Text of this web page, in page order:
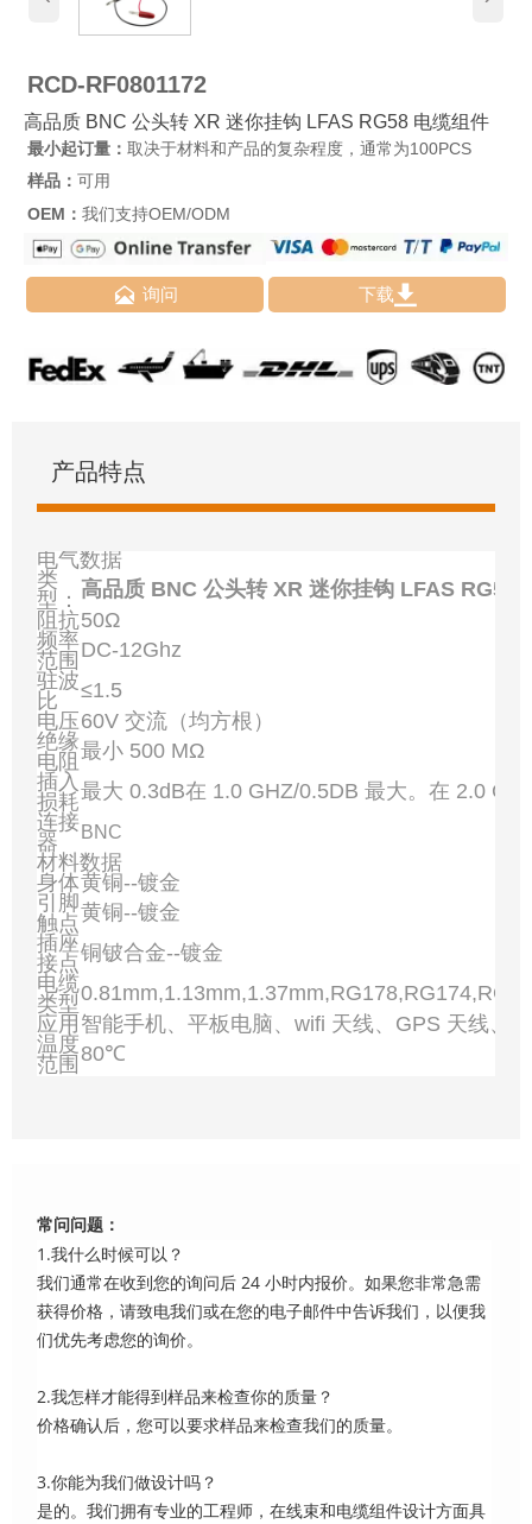
RCD-RF0801172
高品质 BNC 公头转 XR 迷你挂钩 LFAS RG58 电缆组件
最小起订量： 取决于材料和产品的复杂程度，通常为100PCS
样品： 可用
OEM： 我们支持OEM/ODM
 询问 下载
产品特点
电气数据
类
型： 高品质 BNC 公头转 XR 迷你挂钩 LFAS RG58
阻抗50Ω
频率
范围 DC-12Ghz
驻波
比
≤1.5
电压60V 交流（均方根）
绝缘
电阻 最小 500 MΩ
插入
损耗最大 0.3dB在 1.0 GHZ/0.5DB 最大。在 2.0
连接
器
BNC
材料数据
身体黄铜--镀金
引脚
触点黄铜--镀金
插座
接点铜铍合金--镀金
电缆
类型
应用 智能手机、平板电脑、wifi 天线、GPS 天线、
温度
范围 80℃
常问问题：
1.我什么时候可以？
我们通常在收到您的询问后 24 小时内报价。如果您非常急需
获得价格，请致电我们或在您的电子邮件中告诉我们，以便我
们优先考虑您的询价。
2.我怎样才能得到样品来检查你的质量？
价格确认后，您可以要求样品来检查我们的质量。
3.你能为我们做设计吗？
是的。我们拥有专业的工程师，在线束和电缆组件设计方面具